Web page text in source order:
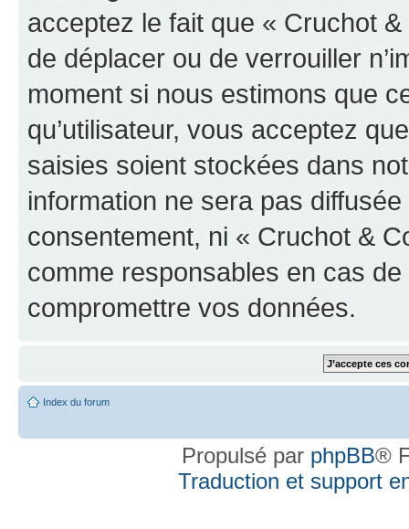
acceptez le fait que « Cruchot
de déplacer ou de verrouiller
moment si nous estimons que
qu’utilisateur, vous acceptez
saisies soient stockées dans
information ne sera pas
consentement, ni « Cruchot &
comme responsables en cas
compromettre vos données.
Index du forum
Propulsé par phpBB®
Traduction et support